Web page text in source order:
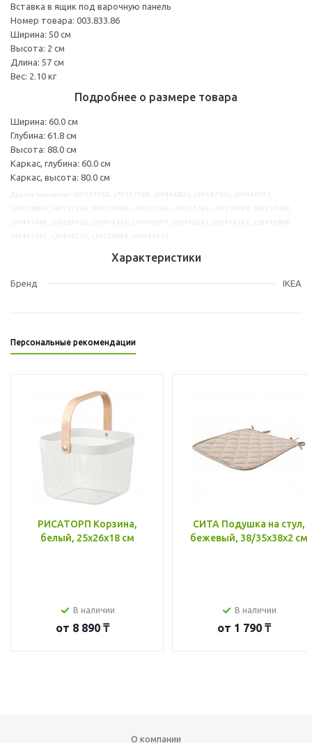
Вставка в ящик под варочную панель
Номер товара: 003.833.86
Ширина: 50 см
Высота: 2 см
Длина: 57 см
Вес: 2.10 кг
Подробнее о размере товара
Ширина: 60.0 см
Глубина: 61.8 см
Высота: 88.0 см
Каркас, глубина: 60.0 см
Каркас, высота: 80.0 см
Характеристики
Бренд IKEA
Персональные рекомендации
РИСАТОРП Корзина,
белый, 25x26x18 см
В наличии
от 8 890 ₸
СИТА Подушка на стул,
бежевый, 38/35x38x2 см
В наличии
от 1 790 ₸
О компании